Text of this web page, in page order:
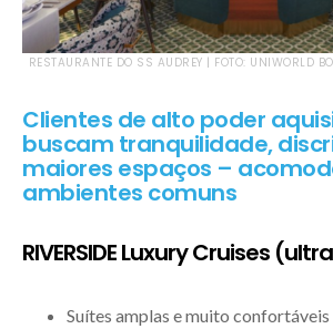
RESTAURANTE DO SS AUDREY | FOTO: UNIWORLD
Clientes de alto poder
buscam tranquilidade,
maiores espaços –
ambientes comuns
RIVERSIDE Luxury Cruises
Suítes amplas e muito confortáveis